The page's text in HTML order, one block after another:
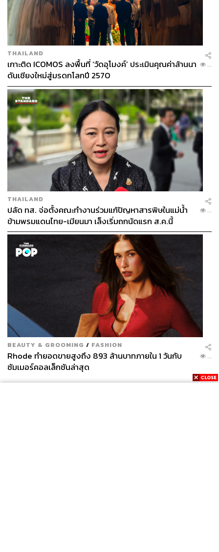
THAILAND
เกาะติด ICOMOS ลงพื้นที่ ‘วัดอุโมงค์’ ประเมินคุณค่าล้านนา
ดันเชียงใหม่สู่มรดกโลกปี 2570
...
THAILAND
ปลัด ทส. จ่อตั้งคณะทำงานร่วมแก้ปัญหาสารพิษในแม่น้ำ
ข้ามพรมแดนไทย-เมียนมา เล็งเริ่มถกนัดแรก ส.ค.นี้
...
BEAUTY & GROOMING / FASHION
Rhode ทำยอดขายสูงถึง 893 ล้านบาทภายใน 1 วันกับ
ซัมเมอร์คอลเล็กชันล่าสุด
...